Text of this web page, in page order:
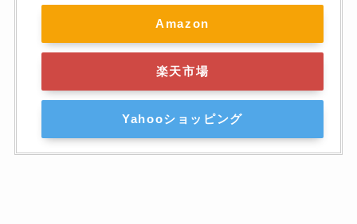
Amazon
楽天市場
Yahooショッピング